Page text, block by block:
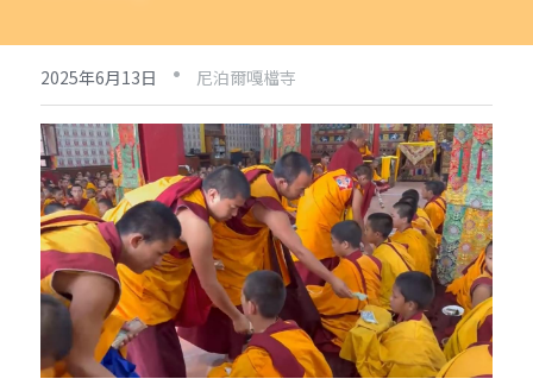
阿帝夏大尊者及嘎檔四天
十六圓點
非洲
越南
法會活動
弘法活動
活動集錦
人文關懷
關懷流浪動物
加入義工
聯絡嘎檔
嘎檔分會
台灣
亞洲
美洲
聯絡我們
立即捐款
2025年6月13日 · 尼泊爾嘎檔寺